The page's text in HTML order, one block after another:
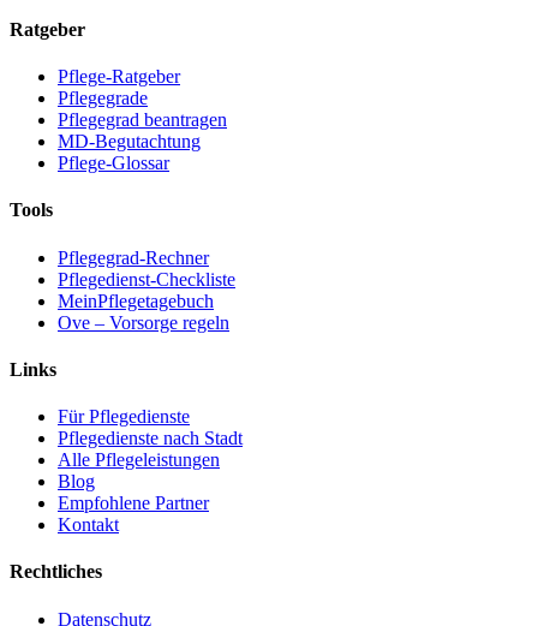
Ratgeber
Pflege-Ratgeber
Pflegegrade
Pflegegrad beantragen
MD-Begutachtung
Pflege-Glossar
Tools
Pflegegrad-Rechner
Pflegedienst-Checkliste
MeinPflegetagebuch
Ove – Vorsorge regeln
Links
Für Pflegedienste
Pflegedienste nach Stadt
Alle Pflegeleistungen
Blog
Empfohlene Partner
Kontakt
Rechtliches
Datenschutz